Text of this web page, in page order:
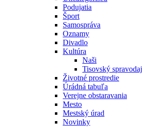
Podujatia
Šport
Samospráva
Oznamy
Divadlo
Kultúra
Naši
Tisovský spravodaj
Životné prostredie
Úrádná tabuľa
Verejne obstaravania
Mesto
Mestský úrad
Novinky